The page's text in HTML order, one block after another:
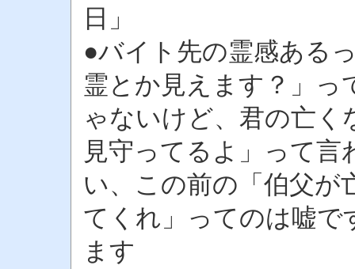
日」
●バイト先の霊感ある
霊とか見えます？」っ
ゃないけど、君の亡
見守ってるよ」って
い、この前の「伯父が
てくれ」ってのは嘘で
ます